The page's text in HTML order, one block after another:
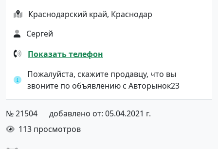
Краснодарский край, Краснодар
Сергей
Показать телефон
Пожалуйста, скажите продавцу, что вы
звоните по объявлению с Авторынок23
№ 21504
добавлено от: 05.04.2021 г.
113 просмотров